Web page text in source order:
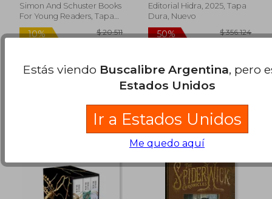
10%
dcto. $ 18.460
10%
dcto. $
Simon And Schuster Books
For Young Readers, Tapa
Blanda, Nuevo
Editorial Hidra, 2025, Tapa
Dura, Nuevo
DisponibleUsado
en Buen Estado a
$ 167.005.
Estás viendo Buscalibre Argentina, pero
Estados Unidos
Ir a Estados Unidos
Me quedo aquí